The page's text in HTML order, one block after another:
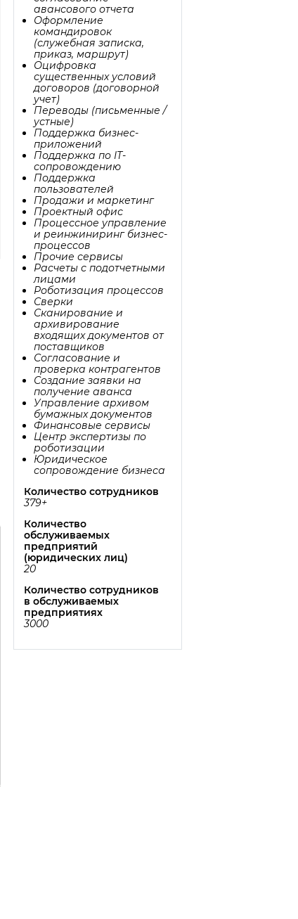
авансового отчета
Оформление
командировок
(служебная записка,
приказ, маршрут)
Оцифровка
существенных условий
договоров (договорной
учет)
Переводы (письменные /
устные)
Поддержка бизнес-
приложений
Поддержка по IT-
сопровождению
Поддержка
пользователей
Продажи и маркетинг
Проектный офис
Процессное управление
и реинжиниринг бизнес-
процессов
Прочие сервисы
Расчеты с подотчетными
лицами
Роботизация процессов
Сверки
Сканирование и
архивирование
входящих документов от
поставщиков
Согласование и
проверка контрагентов
Создание заявки на
получение аванса
Управление архивом
бумажных документов
Финансовые сервисы
Центр экспертизы по
роботизации
Юридическое
сопровождение бизнеса
Количество сотрудников
379+
Количество
обслуживаемых
предприятий
(юридических лиц)
20
Количество сотрудников
в обслуживаемых
предприятиях
3000